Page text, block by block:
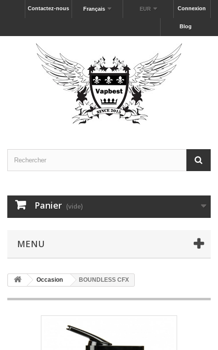
Connexion
EUR
Français
Contactez-nous
Blog
Panier (vide)
MENU
Occasion BOUNDLESS CFX